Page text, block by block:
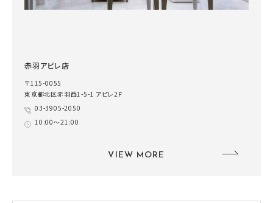
赤羽アピレ店
〒115-0055
東京都北区赤羽西1-5-1 アピレ2Ｆ
03-3905-2050
10:00～21:00
VIEW MORE